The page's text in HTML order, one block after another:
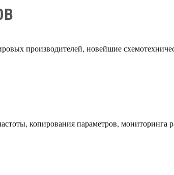
производителей, новейшие
копирования параметров, мониторинга